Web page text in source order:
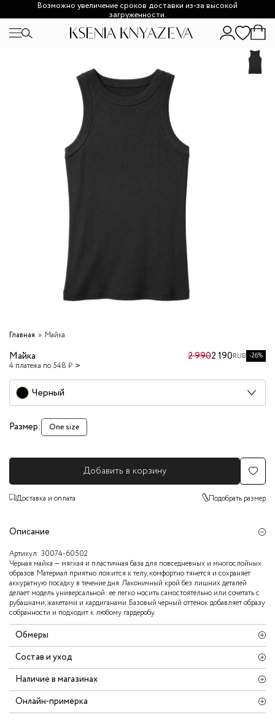
Возможно увеличение сроков доставки из-за высокой
загруженности.
Главная Майка
Майка
4 платежа по 548 ₽
2 9902 190RUB -26%
Черный
Размер: One size
Добавить в корзину
Доставка и оплата Подобрать размер
Описание
Артикул: 30074-60502
Чёрная майка — мягкая и пластичная база для повседневных и многослойных
образов. Материал приятно ложится к телу, комфортно тянется и сохраняет
аккуратную посадку в течение дня. Лаконичный крой без лишних деталей
делает модель универсальной: её легко носить самостоятельно или сочетать с
рубашками, жакетами и кардиганами. Базовый чёрный оттенок добавляет образу
собранности и подходит к любому гардеробу.
Обмеры
Состав и уход
Наличие в магазинах
Онлайн-примерка